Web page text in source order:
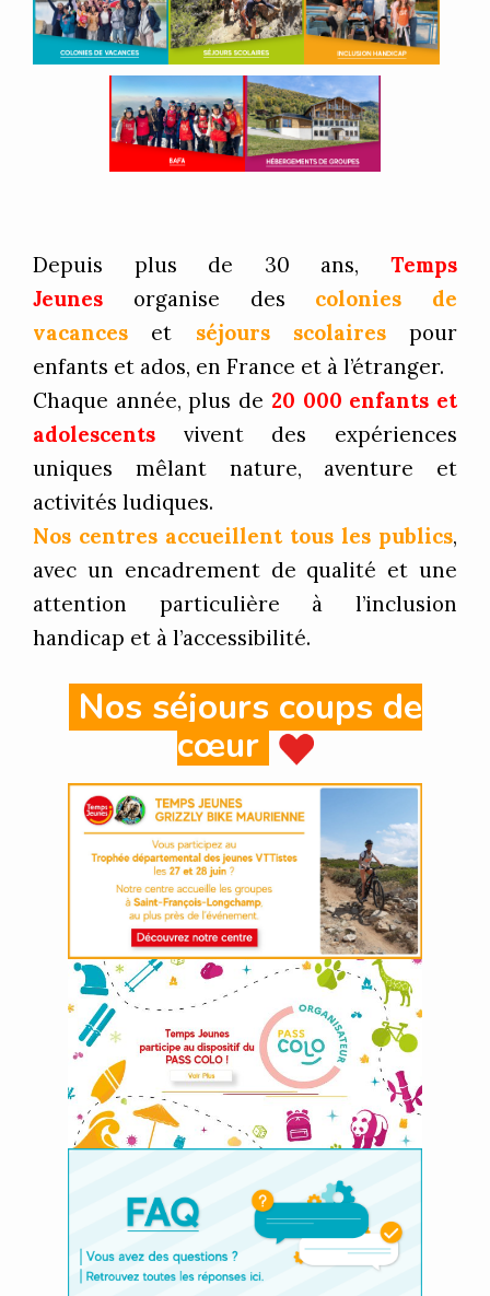
Depuis plus de 30 ans, Temps
Jeunes organise des colonies de
vacances
et séjours scolaires
pour
enfants et ados, en France et à l’étranger.
Chaque année, plus de 20 000 enfants et
adolescents vivent des expériences
uniques mêlant nature, aventure et
activités ludiques.
Nos centres accueillent tous les publics,
avec un encadrement de qualité et une
attention particulière à l’inclusion
handicap et à l’accessibilité.
Nos séjours coups de
cœur